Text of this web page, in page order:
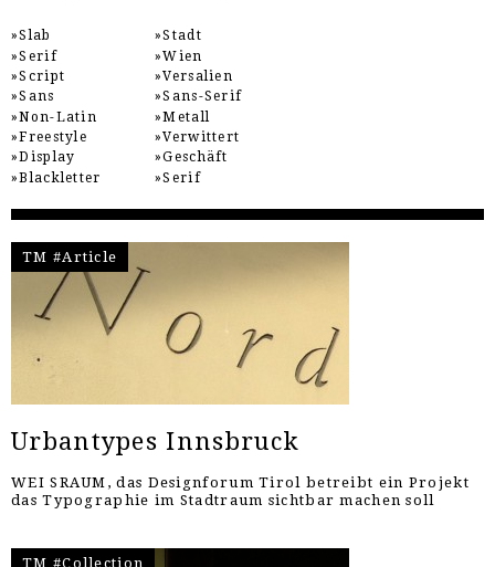
Slab
Serif
Script
Sans
Non-Latin
Freestyle
Display
Blackletter
Stadt
Wien
Versalien
Sans-Serif
Metall
Verwittert
Geschäft
Serif
TM #Article
Urbantypes Innsbruck
WEI SRAUM, das Designforum Tirol betreibt ein Projekt
das Typographie im Stadtraum sichtbar machen soll
TM #Collection